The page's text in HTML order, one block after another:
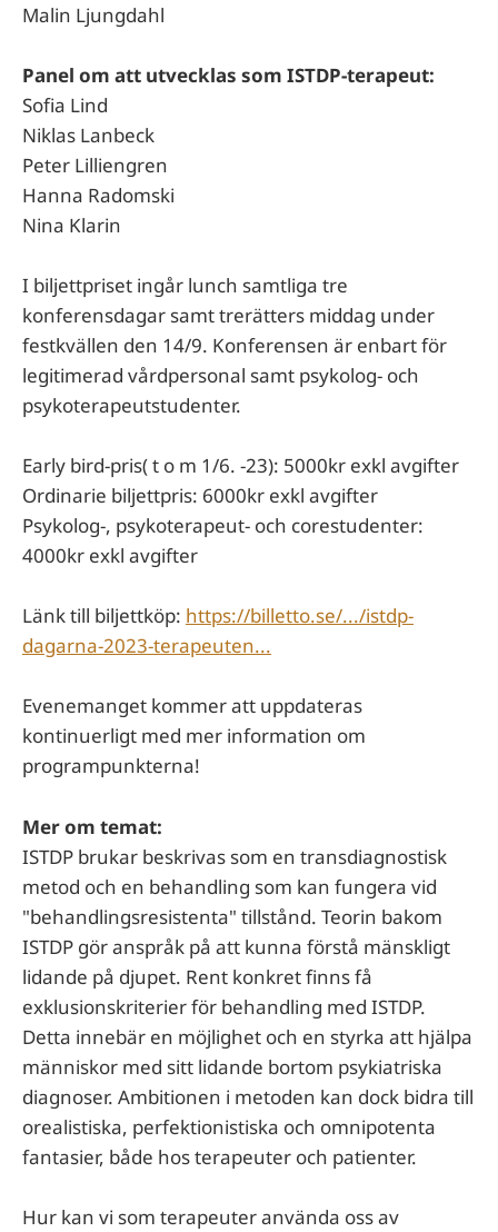
Malin Ljungdahl
Panel om att utvecklas som ISTDP-terapeut:
Sofia Lind
Niklas Lanbeck
Peter Lilliengren
Hanna Radomski
Nina Klarin
I biljettpriset ingår lunch samtliga tre
konferensdagar samt trerätters middag under
festkvällen den 14/9. Konferensen är enbart för
legitimerad vårdpersonal samt psykolog- och
psykoterapeutstudenter.
Early bird-pris( t o m 1/6. -23): 5000kr exkl avgifter
Ordinarie biljettpris: 6000kr exkl avgifter
Psykolog-, psykoterapeut- och corestudenter:
4000kr exkl avgifter
Länk till biljettköp: https://billetto.se/.../istdp-
dagarna-2023-terapeuten...
Evenemanget kommer att uppdateras
kontinuerligt med mer information om
programpunkterna!
Mer om temat:
ISTDP brukar beskrivas som en transdiagnostisk
metod och en behandling som kan fungera vid
"behandlingsresistenta" tillstånd. Teorin bakom
ISTDP gör anspråk på att kunna förstå mänskligt
lidande på djupet. Rent konkret finns få
exklusionskriterier för behandling med ISTDP.
Detta innebär en möjlighet och en styrka att hjälpa
människor med sitt lidande bortom psykiatriska
diagnoser. Ambitionen i metoden kan dock bidra till
orealistiska, perfektionistiska och omnipotenta
fantasier, både hos terapeuter och patienter.
Hur kan vi som terapeuter använda oss av